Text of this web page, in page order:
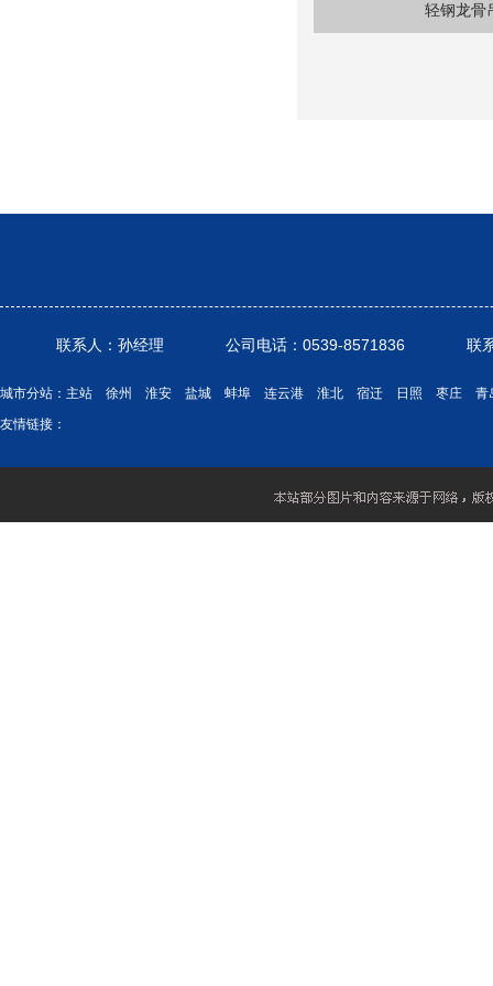
轻钢龙骨
联系人：孙经理 公司电话：0539-8571836 联系电话
城市分站： 主站 徐州 淮安 盐城 蚌埠 连云港 淮北 宿迁 日照 枣庄
青
友情链接：